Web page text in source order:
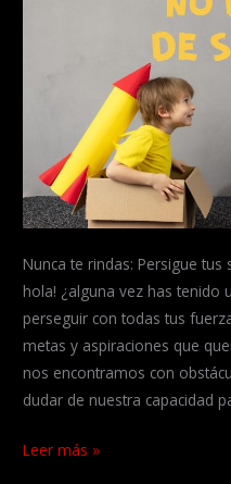
Nunca te rindas: Persigue
hola! ¿alguna vez has tenido
perseguir con todas tus
metas y aspiraciones que
nos encontramos con
dudar de nuestra capacidad
Nunca
Leer más »